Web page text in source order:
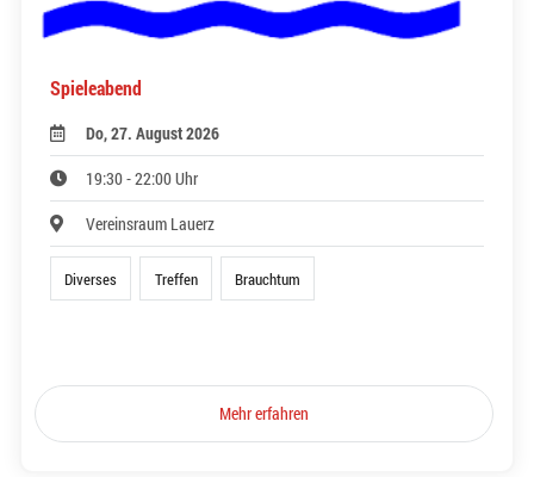
Spieleabend
Do, 27. August 2026
19:30 - 22:00 Uhr
Vereinsraum Lauerz
Diverses Treffen Brauchtum
Mehr erfahren